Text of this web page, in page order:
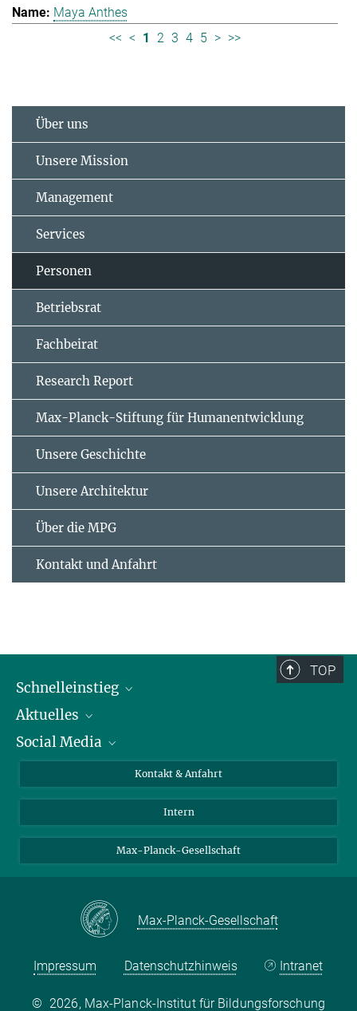
Maya Anthes
<< < 1 2 3 4 5 > >>
Über uns
Unsere Mission
Management
Services
Personen
Betriebsrat
Fachbeirat
Research Report
Max-Planck-Stiftung für Humanentwicklung
Unsere Geschichte
Unsere Architektur
Über die MPG
Kontakt und Anfahrt
TOP
Schnelleinstieg
Personen
Pressebereich
Aktuelles
Stellenangebote
Social Media
X
LinkedIn
Kontakt & Anfahrt
Intern
Max-Planck-Gesellschaft
Max-Planck-Gesellschaft
Impressum Datenschutzhinweis Intranet
© 2026, Max-Planck-Institut für Bildungsforschung